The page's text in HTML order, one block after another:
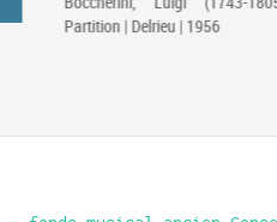
Partition | Delrieu | 1956